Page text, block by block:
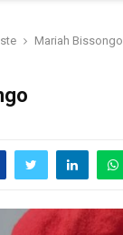
Mariah Bissongo